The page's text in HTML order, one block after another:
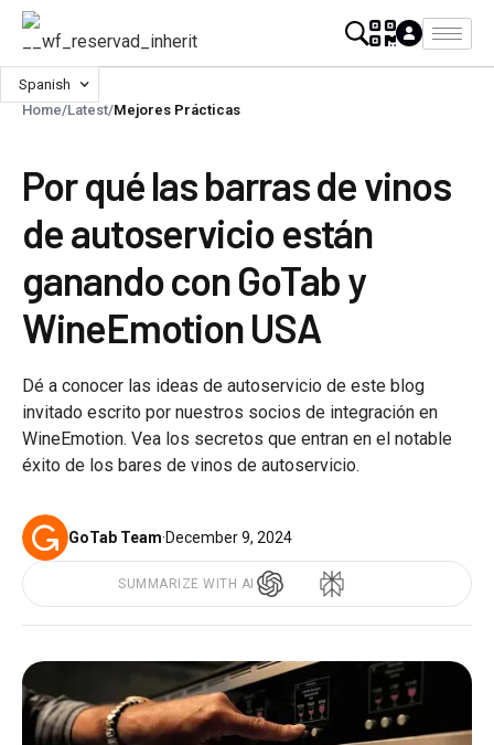
Spanish
Home/Latest/Mejores Prácticas
Por qué las barras de vinos
de autoservicio están
ganando con GoTab y
WineEmotion USA
Dé a conocer las ideas de autoservicio de este blog
invitado escrito por nuestros socios de integración en
WineEmotion. Vea los secretos que entran en el notable
éxito de los bares de vinos de autoservicio.
GoTab Team·December 9, 2024
SUMMARIZE WITH AI